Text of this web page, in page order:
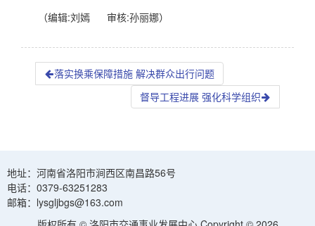
（编辑:刘嫣 审核:孙丽娜）
落实换乘保障措施 解决群众出行问题
督导工程进展 强化科学组织
地址：河南省洛阳市涧西区南昌路56号
电话：0379-63251283
邮箱：lysgljbgs@163.com